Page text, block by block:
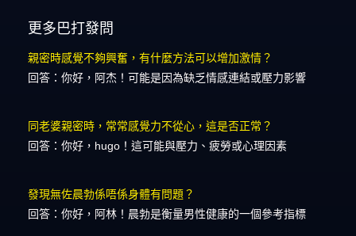
更多巴打發問
親密時感覺不夠興奮，有什麼方法可以增加激情？
回答：你好，阿杰！可能是因為缺乏情感連結或壓力影響
同老婆親密時，常常感覺力不從心，這是否正常？
回答：你好，hugo！這可能與壓力、疲勞或心理因素
發現無佐晨勃係唔係身體有問題？
回答：你好，阿林！晨勃是衡量男性健康的一個參考指標